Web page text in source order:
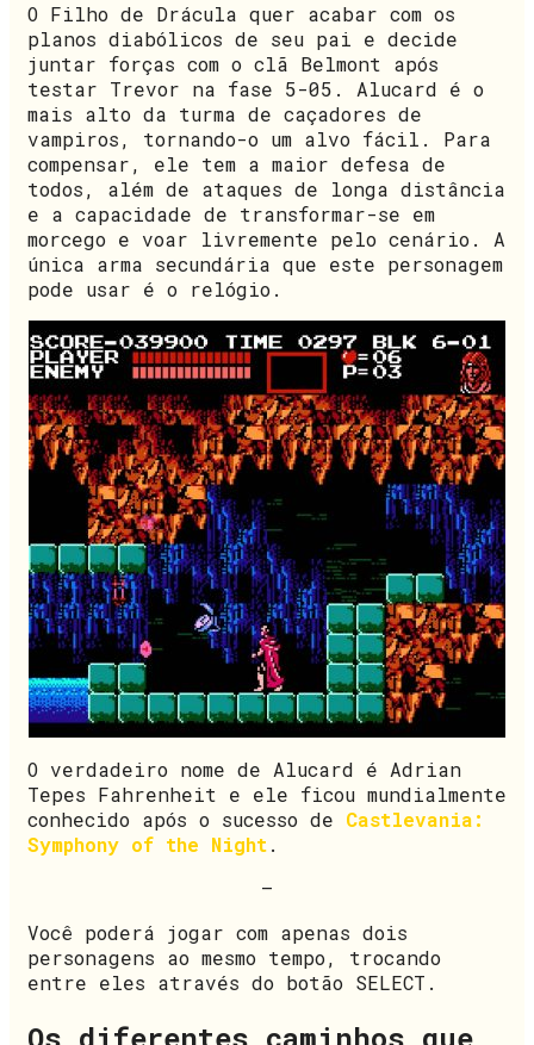
O Filho de Drácula quer acabar com os
planos diabólicos de seu pai e decide
juntar forças com o clã Belmont após
testar Trevor na fase 5-05. Alucard é o
mais alto da turma de caçadores de
vampiros, tornando-o um alvo fácil. Para
compensar, ele tem a maior defesa de
todos, além de ataques de longa distância
e a capacidade de transformar-se em
morcego e voar livremente pelo cenário. A
única arma secundária que este personagem
pode usar é o relógio.
O verdadeiro nome de Alucard é Adrian
Tepes Fahrenheit e ele ficou mundialmente
conhecido após o sucesso de Castlevania:
Symphony of the Night.
–
Você poderá jogar com apenas dois
personagens ao mesmo tempo, trocando
entre eles através do botão SELECT.